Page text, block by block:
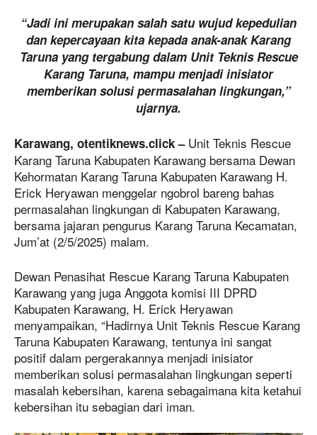
“Jadi ini merupakan salah satu wujud kepedulian
dan kepercayaan kita kepada anak-anak Karang
Taruna yang tergabung dalam Unit Teknis Rescue
Karang Taruna, mampu menjadi inisiator
memberikan solusi permasalahan lingkungan,”
ujarnya.
Karawang, otentiknews.click –Unit Teknis Rescue
Karang Taruna Kabupaten Karawang bersama Dewan
Kehormatan Karang Taruna Kabupaten Karawang H.
Erick Heryawan menggelar ngobrol bareng bahas
permasalahan lingkungan di Kabupaten Karawang,
bersama jajaran pengurus Karang Taruna Kecamatan,
Jum’at (2/5/2025) malam.
Dewan Penasihat Rescue Karang Taruna Kabupaten
Karawang yang juga Anggota komisi III DPRD
Kabupaten Karawang, H. Erick Heryawan
menyampaikan, “Hadirnya Unit Teknis Rescue Karang
Taruna Kabupaten Karawang, tentunya ini sangat
positif dalam pergerakannya menjadi inisiator
memberikan solusi permasalahan lingkungan seperti
masalah kebersihan, karena sebagaimana kita ketahui
kebersihan itu sebagian dari iman.